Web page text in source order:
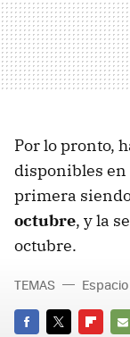
Por lo pronto,
disponibles en
primera
octubre, y la
octubre.
TEMAS Espacio